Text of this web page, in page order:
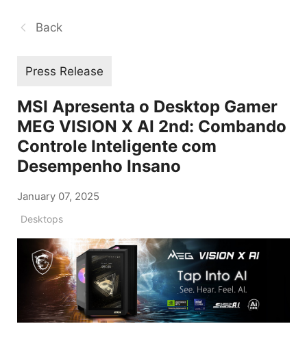
Back
Press Release
MSI Apresenta o Desktop Gamer
MEG VISION X AI 2nd: Combando
Controle Inteligente com
Desempenho Insano
January 07, 2025
Desktops